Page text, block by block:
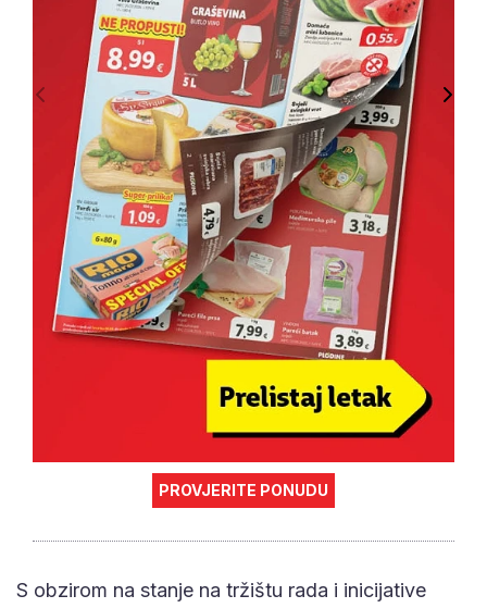
PROVJERITE PONUDU
S obzirom na stanje na tržištu rada i inicijative